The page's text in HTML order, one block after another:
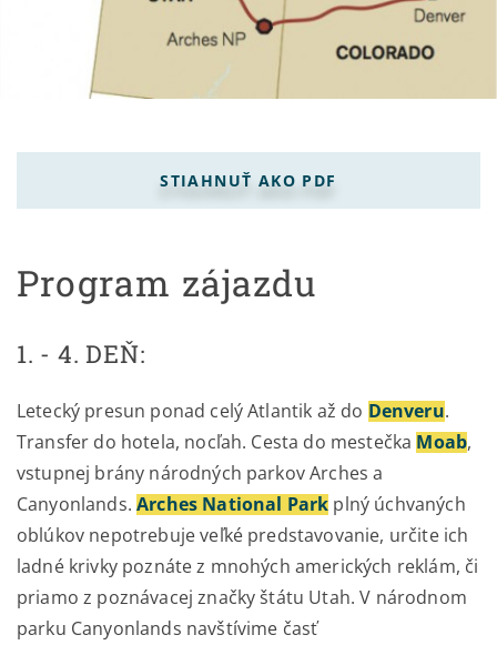
STIAHNUŤ AKO PDF
Program zájazdu
1. - 4. DEŇ:
Letecký presun ponad celý Atlantik až do Denveru.
Transfer do hotela, nocľah. Cesta do mestečka Moab,
vstupnej brány národných parkov Arches a
Canyonlands.Arches National Park plný úchvaných
oblúkov nepotrebuje veľké predstavovanie, určite ich
ladné krivky poznáte z mnohých amerických reklám, či
priamo z poznávacej značky štátu Utah. V národnom
parku Canyonlands navštívime časť